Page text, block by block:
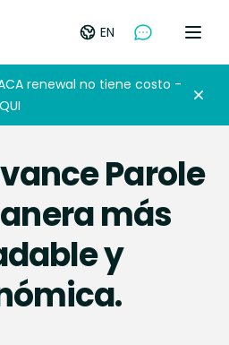
EN
renewal no tiene costo -
Parole
más
y